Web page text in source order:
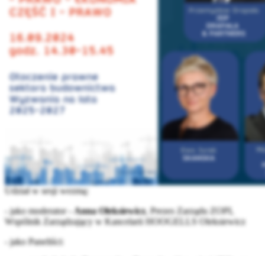
Udział w sesji wezmą:
- jako moderator - Anna Oleksiewicz, Prezes Zarządu ZOPI,
Wspólnik Zarządzający w Kancelarii HOOGELLS Oleksiewicz
- jako Paneliści: